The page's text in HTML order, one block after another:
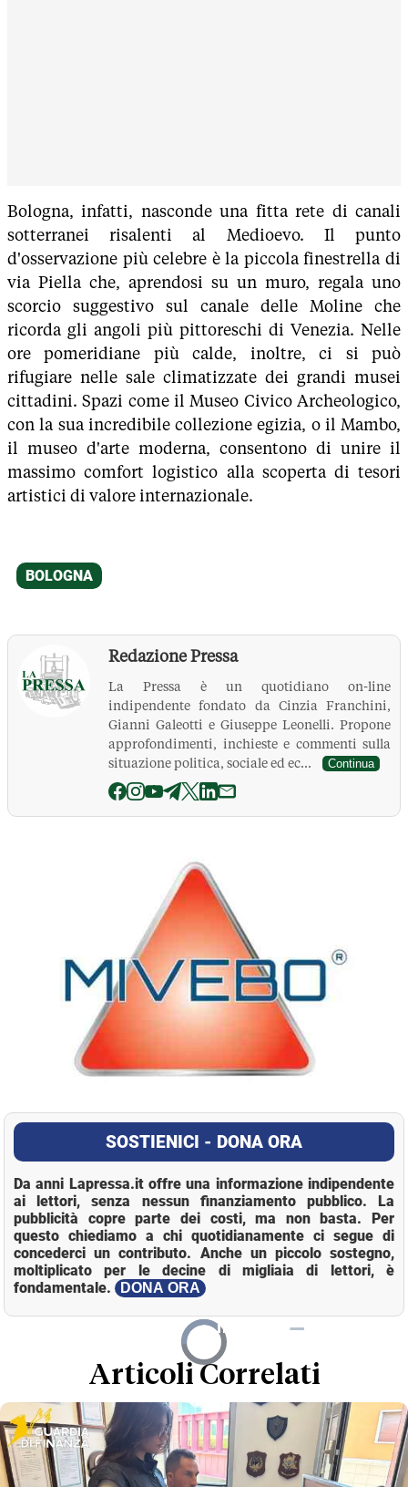
Bologna, infatti, nasconde una fitta rete di canali
sotterranei risalenti al Medioevo. Il punto
d'osservazione più celebre è la piccola finestrella di
via Piella che, aprendosi su un muro, regala uno
scorcio suggestivo sul canale delle Moline che
ricorda gli angoli più pittoreschi di Venezia. Nelle
ore pomeridiane più calde, inoltre, ci si può
rifugiare nelle sale climatizzate dei grandi musei
cittadini. Spazi come il Museo Civico Archeologico,
con la sua incredibile collezione egizia, o il Mambo,
il museo d'arte moderna, consentono di unire il
massimo comfort logistico alla scoperta di tesori
artistici di valore internazionale.
Redazione Pressa
La Pressa è un quotidiano on-line
indipendente fondato da Cinzia Franchini,
Gianni Galeotti e Giuseppe Leonelli. Propone
approfondimenti, inchieste e commenti sulla
situazione politica, sociale ed ec...
Continua
SOSTIENICI - DONA ORA
Da anni Lapressa.it offre una informazione indipendente
ai lettori, senza nessun finanziamento pubblico. La
pubblicità copre parte dei costi, ma non basta. Per
questo chiediamo a chi quotidianamente ci segue di
concederci un contributo. Anche un piccolo sostegno,
moltiplicato per le decine di migliaia di lettori, è
fondamentale.
DONA ORA
Video
Player
is
loading.
Pause Loaded
Articoli Correlati